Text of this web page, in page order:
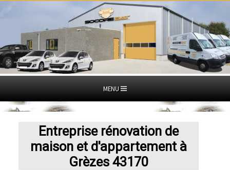
MENU
Entreprise rénovation de
maison et d'appartement à
Grèzes 43170